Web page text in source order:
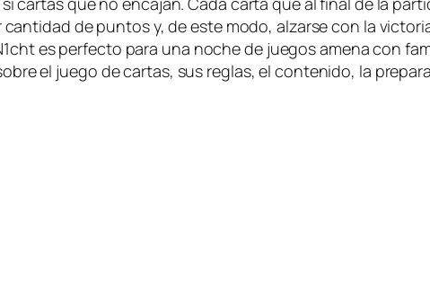
de puntos y, de este modo, alzarse con la
es perfecto para una noche de juegos amena con
el juego de cartas, sus reglas, el contenido, la